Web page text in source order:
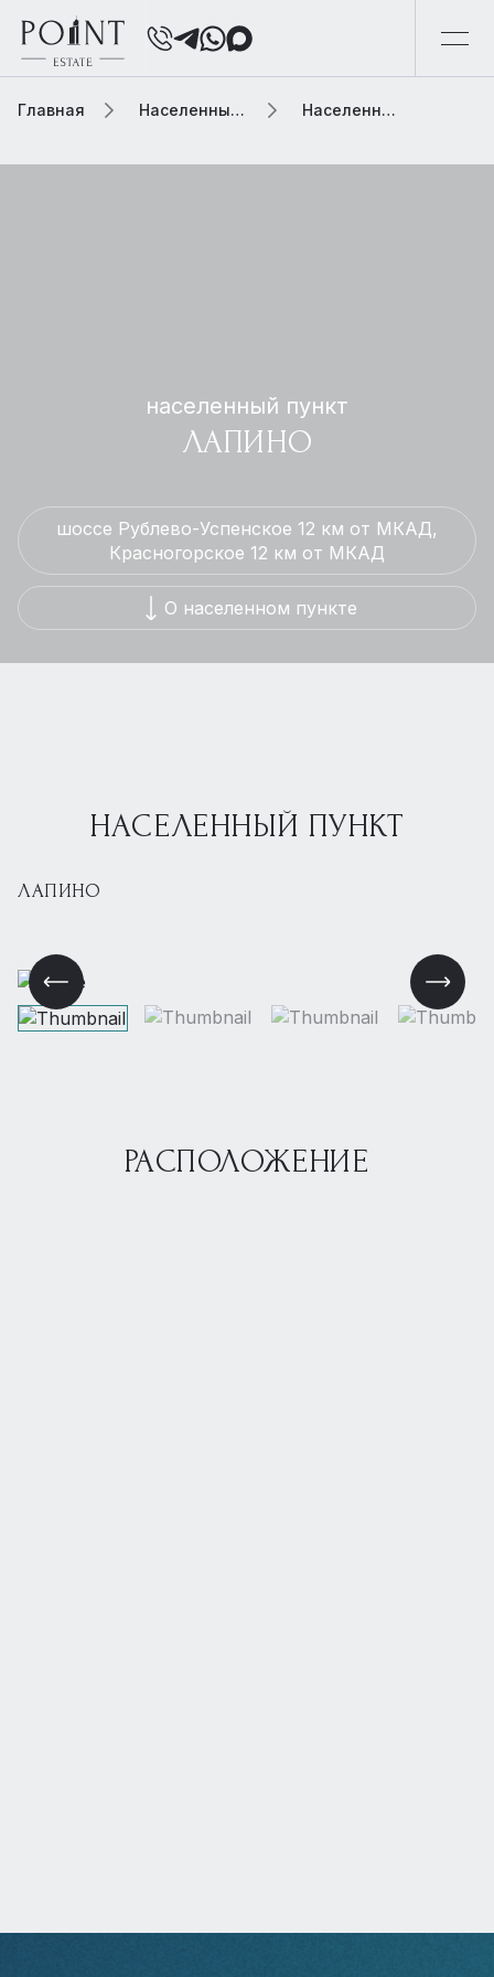
Главная Населенный пункт Населенный пункт лапино
населенный пункт
ЛАПИНО
шоссе Рублево-Успенское 12 км от МКАД,
Красногорское 12 км от МКАД
О населенном пункте
НАСЕЛЕННЫЙ ПУНКТ
ЛАПИНО
РАСПОЛОЖЕНИЕ